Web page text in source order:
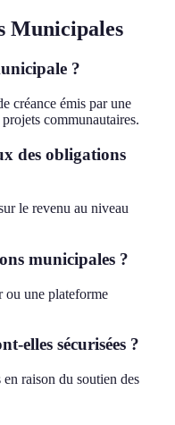
Municipales
?
créance émis par une
communautaires.
des obligations
le revenu au niveau
municipales ?
ou une plateforme
elles sécurisées ?
raison du soutien des